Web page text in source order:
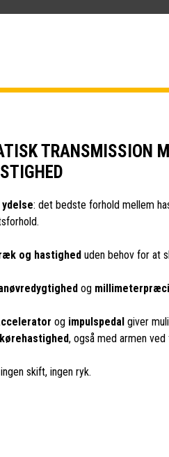
TRANSMISSION
: det bedste forhold mellem
og hastigheduden behov for at
og
og impulspedalgiver
, også med armen
skift, ingen ryk.